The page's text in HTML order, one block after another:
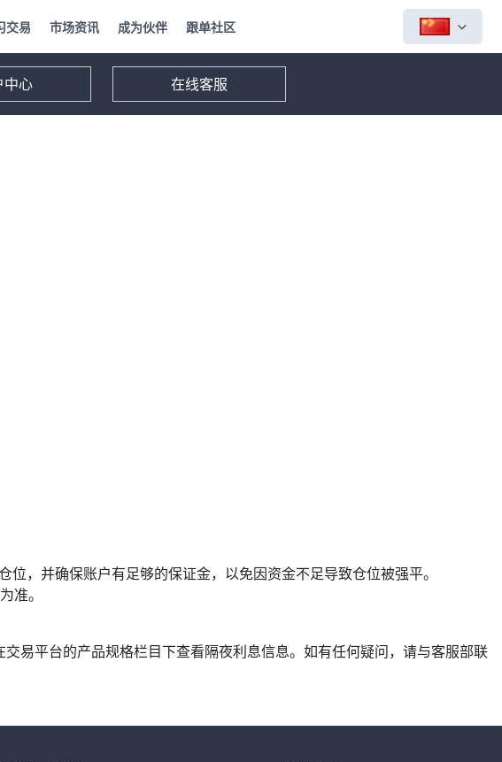
交易 市场资讯 成为伙伴 跟单社区
中心 在线客服
，并确保账户有足够的保证金，以免因资金不足导致仓位被强平。
准。
易平台的产品规格栏目下查看隔夜利息信息。如有任何疑问，请与客服部联